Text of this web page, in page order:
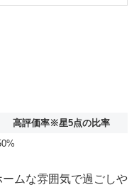
高評価率※星5点の比率
ムな雰囲気で過ごしや